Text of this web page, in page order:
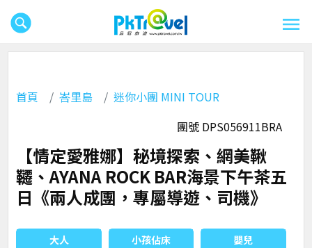
首頁 峇里島
迷你小團 MINI TOUR
團號 DPS056911BRA
【情定愛雅娜】秘境探索、網美鞦
韆、AYANA ROCK BAR海景下午茶五
日《兩人成團，專屬導遊、司機》
大人 小孩佔床 嬰兒